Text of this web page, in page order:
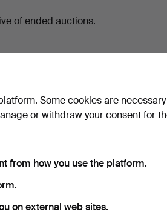
of ended auctions.
Some cookies are
or withdraw your consent for
from how you use the platform.
on external web sites.